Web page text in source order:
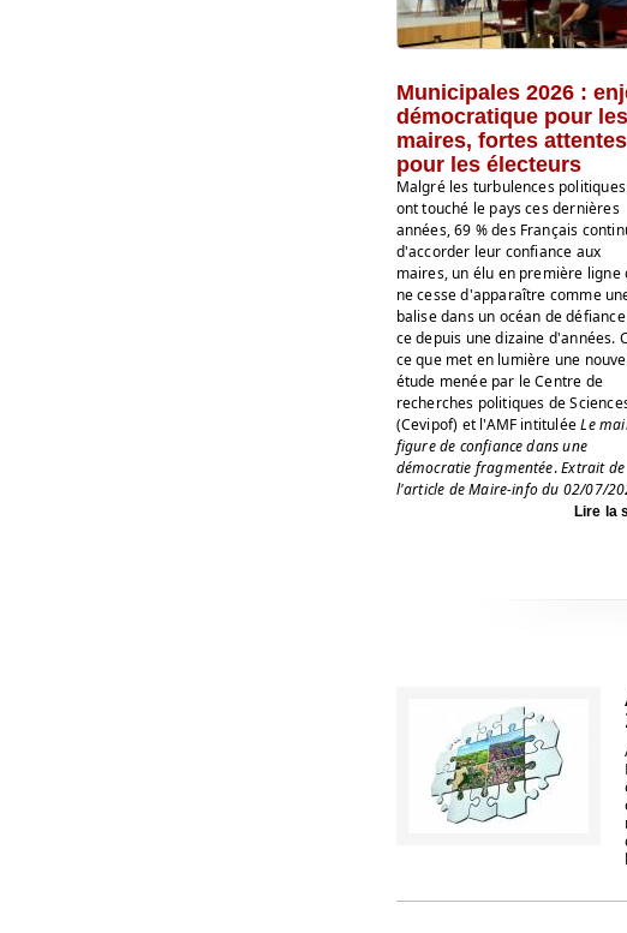
Municipales 2026 :
démocratique pour les
maires, fortes attentes
pour les électeurs
Malgré les turbulences
ont touché le pays ces dernières
années, 69 % des Français
d'accorder leur confiance aux
maires, un élu en première ligne
ne cesse d'apparaître comme
balise dans un océan de
ce depuis une dizaine d'années.
ce que met en lumière une
étude menée par le Centre de
recherches politiques de
(Cevipof) et l'AMF intituléeLe
figure de confiance dans une
démocratie fragmentée.Extrait de
l'article de Maire-info du 02/07/
Lire la